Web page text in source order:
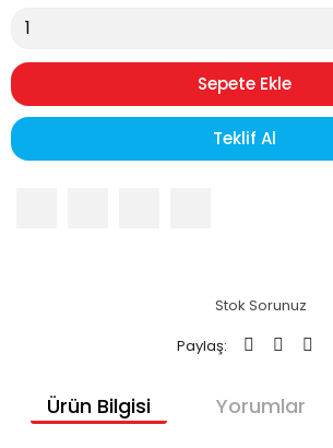
Sepete Ekle
Teklif Al
Stok Sorunuz
Paylaş:
Ürün Bilgisi Yorumlar